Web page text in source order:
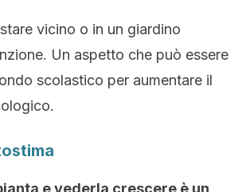
vicino o in un giardino
Un aspetto che può essere
scolastico per aumentare il
e vederla crescere è un